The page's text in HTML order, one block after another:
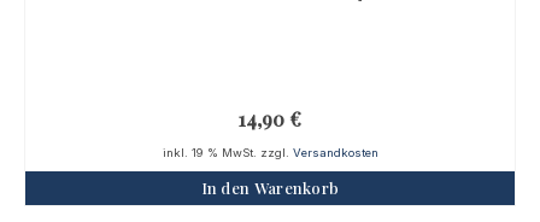
14,90 €
inkl. 19 % MwSt. zzgl. Versandkosten
In den Warenkorb